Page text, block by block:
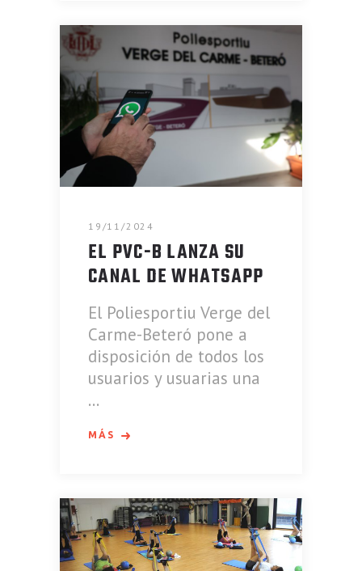
19/11/2024
EL PVC-B LANZA SU
CANAL DE WHATSAPP
El Poliesportiu Verge del
Carme-Beteró pone a
disposición de todos los
usuarios y usuarias una
MÁS